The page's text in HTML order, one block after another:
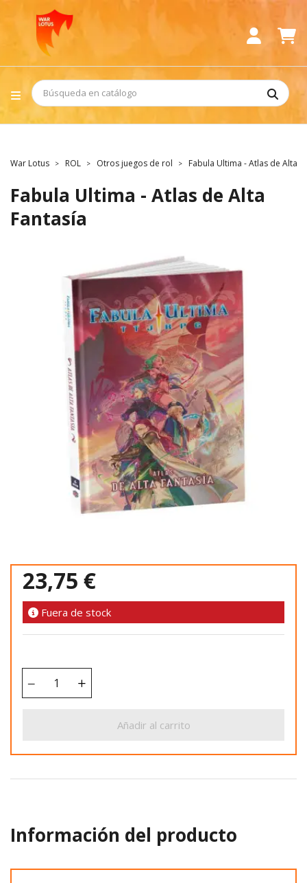
War Lotus ROL Otros juegos de rol Fabula Ultima - Atlas de Alta
Fabula Ultima - Atlas de Alta
Fantasía
23,75 €
Fuera de stock
Añadir al carrito
Información del producto